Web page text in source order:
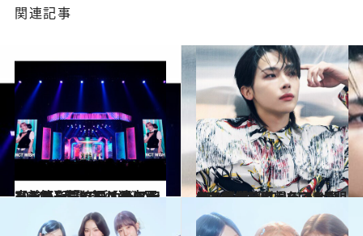
関連記事
2024.5.15
【前篇を読む】【独占写真あり】『KCON JAPAN 2024』話題を呼んだステージからレッド カーペットまで一気に振り返り！
カルチャー 2024.5.8
&TEAMのNICHOLASが明かした「デビューできなければ台湾に帰ろうと思ってた僕を変えたファンの一言」
カルチャー